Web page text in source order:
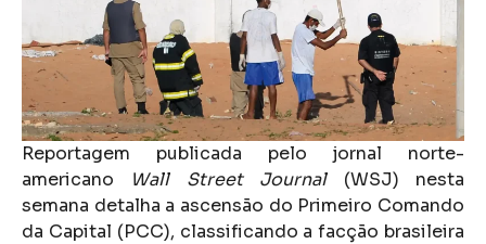
Reportagem publicada pelo jornal norte-
americano
Wall Street Journal(WSJ) nesta
semana detalha a ascensão do Primeiro Comando
da Capital (PCC), classificando a facção brasileira